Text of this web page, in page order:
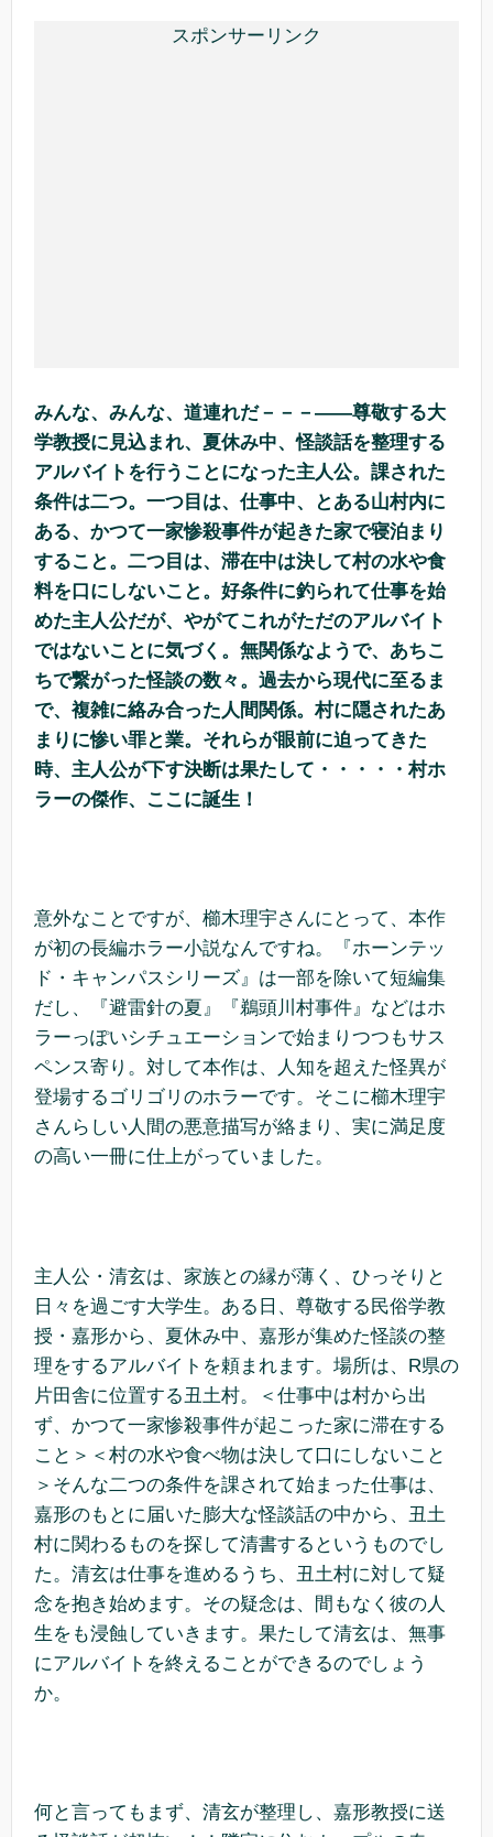
スポンサーリンク
みんな、みんな、道連れだ－－－――尊敬する大
学教授に見込まれ、夏休み中、怪談話を整理する
アルバイトを行うことになった主人公。課された
条件は二つ。一つ目は、仕事中、とある山村内に
ある、かつて一家惨殺事件が起きた家で寝泊まり
すること。二つ目は、滞在中は決して村の水や食
料を口にしないこと。好条件に釣られて仕事を始
めた主人公だが、やがてこれがただのアルバイト
ではないことに気づく。無関係なようで、あちこ
ちで繋がった怪談の数々。過去から現代に至るま
で、複雑に絡み合った人間関係。村に隠されたあ
まりに惨い罪と業。それらが眼前に迫ってきた
時、主人公が下す決断は果たして・・・・・村ホ
ラーの傑作、ここに誕生！
意外なことですが、櫛木理宇さんにとって、本作
が初の長編ホラー小説なんですね。『ホーンテッ
ド・キャンパスシリーズ』は一部を除いて短編集
だし、『避雷針の夏』『鵜頭川村事件』などはホ
ラーっぽいシチュエーションで始まりつつもサス
ペンス寄り。対して本作は、人知を超えた怪異が
登場するゴリゴリのホラーです。そこに櫛木理宇
さんらしい人間の悪意描写が絡まり、実に満足度
の高い一冊に仕上がっていました。
主人公・清玄は、家族との縁が薄く、ひっそりと
日々を過ごす大学生。ある日、尊敬する民俗学教
授・嘉形から、夏休み中、嘉形が集めた怪談の整
理をするアルバイトを頼まれます。場所は、R県の
片田舎に位置する丑土村。＜仕事中は村から出
ず、かつて一家惨殺事件が起こった家に滞在する
こと＞＜村の水や食べ物は決して口にしないこと
＞そんな二つの条件を課されて始まった仕事は、
嘉形のもとに届いた膨大な怪談話の中から、丑土
村に関わるものを探して清書するというものでし
た。清玄は仕事を進めるうち、丑土村に対して疑
念を抱き始めます。その疑念は、間もなく彼の人
生をも浸蝕していきます。果たして清玄は、無事
にアルバイトを終えることができるのでしょう
か。
何と言ってもまず、清玄が整理し、嘉形教授に送